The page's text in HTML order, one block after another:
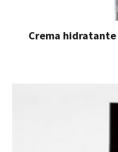
Crema